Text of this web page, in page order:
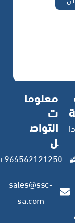
معلوما
ت
التواص
ل
966562121250+
sales@ssc-
sa.com